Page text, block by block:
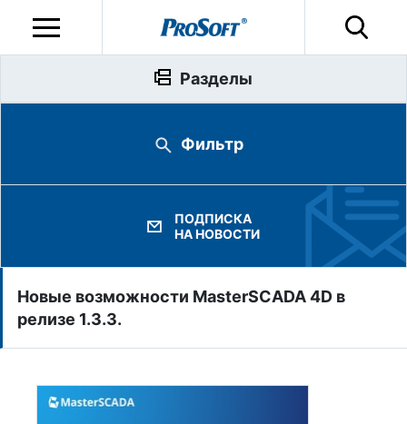
Новые возможности MasterSCADA 4D в
релизе 1.3.3.
Разделы
Фильтр
ПОДПИСКА
НА НОВОСТИ